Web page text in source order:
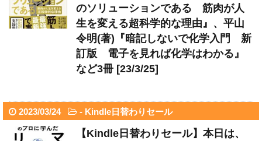
のソリューションである 筋肉が人
生を変える超科学的な理由』、平山
令明(著)『暗記しないで化学入門 新
訂版 電子を見れば化学はわかる』
など3冊 [23/3/25]
2023/03/24 - Kindle日替わりセール
【Kindle日替わりセール】本日は、